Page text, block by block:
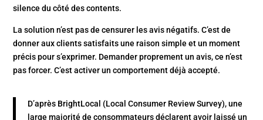
silence du côté des contents.
La solution n’est pas de censurer les avis négatifs. C’est de
donner aux clients satisfaits une raison simple et un moment
précis pour s’exprimer. Demander proprement un avis, ce n’est
pas forcer. C’est activer un comportement déjà accepté.
D’après BrightLocal (Local Consumer Review Survey), une
large majorité de consommateurs déclarent avoir laissé un